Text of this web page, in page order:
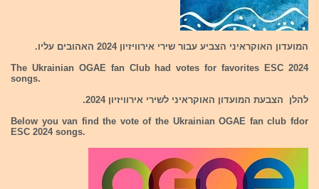
המועדון האוקראיני הצביע עבור שירי אירוויזיון 2024 האהובים עליו.
The Ukrainian OGAE fan Club had votes for favorites ESC 2024
songs.
להלן הצבעת המועדון האוקראיני לשירי אירוויזיון 2024.
Below you van find the vote of the Ukrainian OGAE fan club fdor
ESC 2024 songs.